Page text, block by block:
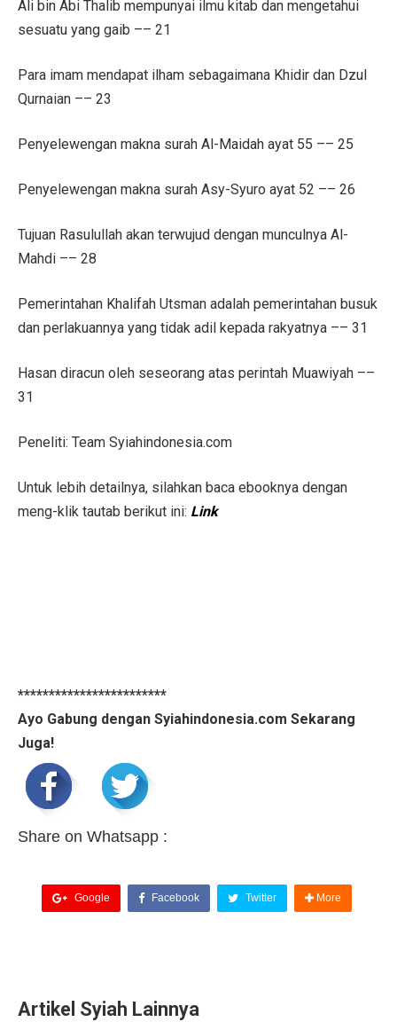
Ali bin Abi Thalib mempunyai ilmu kitab dan mengetahui
sesuatu yang gaib –– 21
Para imam mendapat ilham sebagaimana Khidir dan Dzul
Qurnaian –– 23
Penyelewengan makna surah Al-Maidah ayat 55 –– 25
Penyelewengan makna surah Asy-Syuro ayat 52 –– 26
Tujuan Rasulullah akan terwujud dengan munculnya Al-
Mahdi –– 28
Pemerintahan Khalifah Utsman adalah pemerintahan busuk
dan perlakuannya yang tidak adil kepada rakyatnya –– 31
Hasan diracun oleh seseorang atas perintah Muawiyah ––
31
Peneliti: Team Syiahindonesia.com
Untuk lebih detailnya, silahkan baca ebooknya dengan
meng-klik tautab berikut ini: Link
************************
Ayo Gabung dengan Syiahindonesia.com Sekarang
Juga!
Share on Whatsapp :
Google Facebook Twitter More
Artikel Syiah Lainnya